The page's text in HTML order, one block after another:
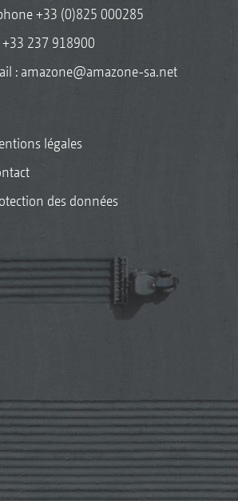
+33 (0)825 000285
+33 237 918900
: amazone@amazone-sa.net
légales
des données